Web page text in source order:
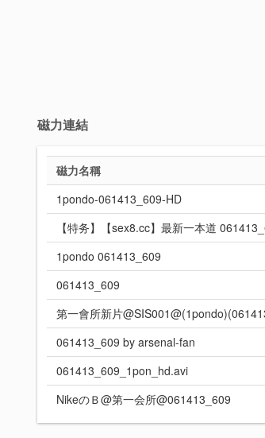
磁力連結
磁力名稱
1pondo-061413_609-HD
【特务】【sex8.cc】最新一本道
1pondo 061413_609
061413_609
第一會所新片
061413_609 by arsenal-fan
061413_609_1pon_hd.avi
NikeのＢ@第一会所@061413_609